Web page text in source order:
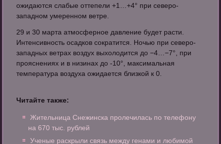
ожидаются слабые оттепели +1…+4° при северо-
западном умеренном ветре.
29 и 30 марта атмосферное давление будет расти.
Интенсивность осадков сократится. Ночью при северо-
западных ветрах воздух выхолодится до −4…−7°, при
прояснениях и в низинах до -10°, максимальная
температура воздуха ожидается близкой к 0.
Читайте также:
Жительница Снежинска пролечилась по телефону
на 670 тыс. рублей
Ученые раскрыли связь между генами и любимой